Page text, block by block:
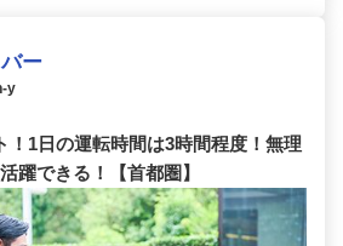
ー
y
！1日の運転時間は3時間程度！無理
躍できる！【首都圏】